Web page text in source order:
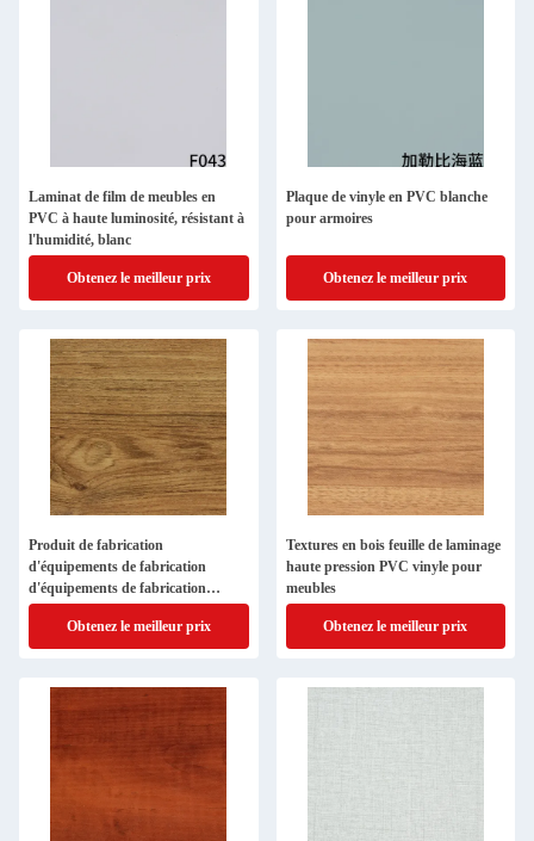
Laminat de film de meubles en
PVC à haute luminosité, résistant à
l'humidité, blanc
Obtenez le meilleur prix
Plaque de vinyle en PVC blanche
pour armoires
Obtenez le meilleur prix
Produit de fabrication
d'équipements de fabrication
d'équipements de fabrication
d'équipements de fabrication
d'équipements
Obtenez le meilleur prix
Textures en bois feuille de laminage
haute pression PVC vinyle pour
meubles
Obtenez le meilleur prix